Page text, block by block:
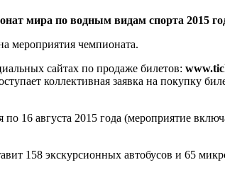
мира по водным видам спорта 2015
мероприятия чемпионата.
сайтах по продаже билетов:
коллективная заявка на покупку
16 августа 2015 года (мероприятие
158 экскурсионных автобусов и 65